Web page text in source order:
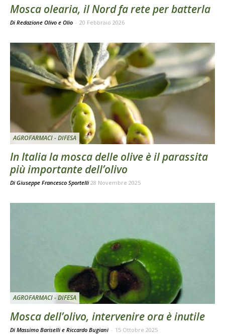
Mosca olearia, il Nord fa rete per batterla
Di Redazione Olivo e Olio - 20 Febbraio 2026
AGROFARMACI - DIFESA
In Italia la mosca delle olive è il parassita
più importante dell’olivo
Di Giuseppe Francesco Sportelli 28 Novembre 2025
AGROFARMACI - DIFESA
Mosca dell’olivo, intervenire ora è inutile
Di Massimo Bariselli e Riccardo Bugiani - 15 Ottobre 2025